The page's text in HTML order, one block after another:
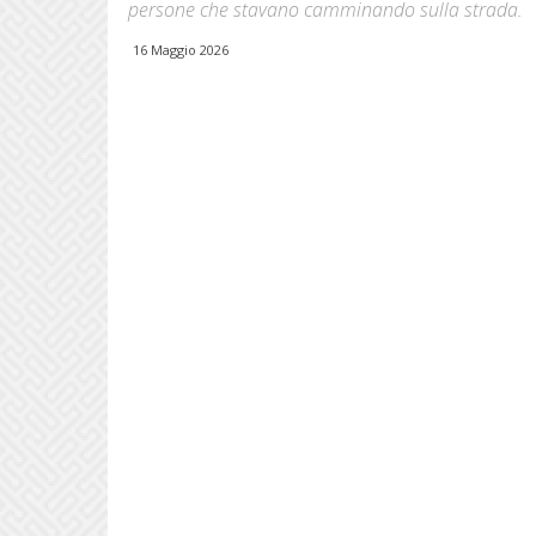
persone che stavano camminando sulla strada.
16 Maggio 2026